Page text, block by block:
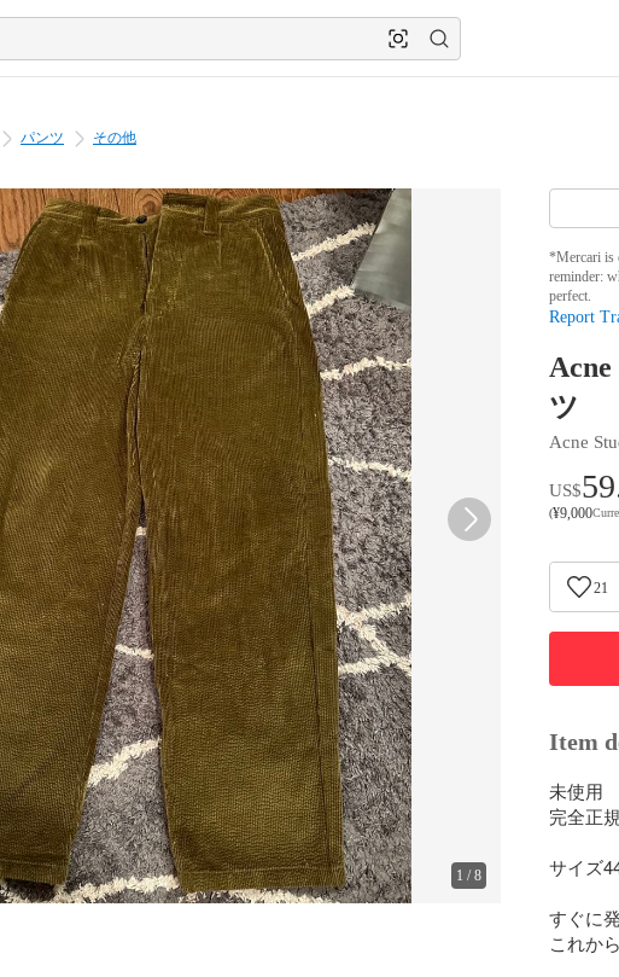
パンツ その他
1 /8
*Mercari is
reminder:
perfect.
Report
ツ
Acne
US$
(¥9,000
21
Item
未使用
完全正
サイズ
すぐに
これか